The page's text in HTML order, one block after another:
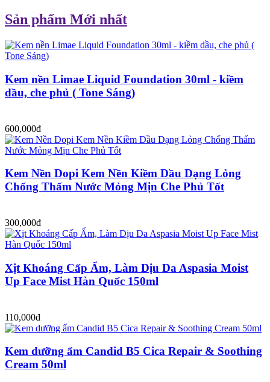
Sản phẩm Mới nhất
Kem nền Limae Liquid Foundation 30ml - kiềm
dầu, che phủ ( Tone Sáng)
600,000đ
Kem Nền Dopi Kem Nền Kiềm Dầu Dạng Lỏng
Chống Thấm Nước Mỏng Mịn Che Phủ Tốt
300,000đ
Xịt Khoáng Cấp Ẩm, Làm Dịu Da Aspasia Moist
Up Face Mist Hàn Quốc 150ml
110,000đ
Kem dưỡng ẩm Candid B5 Cica Repair & Soothing
Cream 50ml